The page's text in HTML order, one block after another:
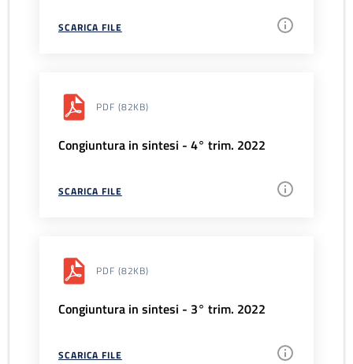
SCARICA FILE
PDF (82KB)
Congiuntura in sintesi - 4° trim. 2022
SCARICA FILE
PDF (82KB)
Congiuntura in sintesi - 3° trim. 2022
SCARICA FILE